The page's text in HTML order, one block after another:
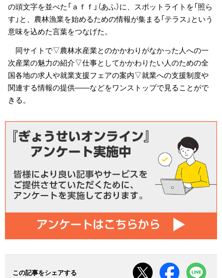
の頭文字を並べた「ａｆｆ」（あふ）に、スポットライトを「照ら
す」と、農林漁業を始めるための情報が集まる「テラス」という
意味を込めた言葉をつなげた。
同サイトで▽農林水産業とのかかわりがなかった人への一
次産業の魅力の紹介▽仕事としてかかわりたい人のための全
国各地の求人や就業支援フェアの案内▽就業への支援制度や
関連する情報の提供――などをワンストップで見ることがで
きる。
この記事をシェアする